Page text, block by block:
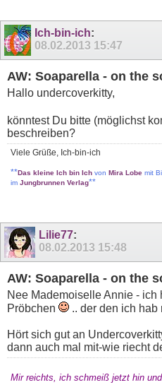
Ich-bin-ich:
08.02.2013 15:47
AW: Soaparella - on the
Hallo undercoverkitty,
könntest Du bitte (möglichst
beschreiben?
Viele Grüße, Ich-bin-ich
**Das kleine Ich bin Ich von Mira Lobe mit
im Jungbrunnen Verlag**
Lilie77:
08.02.2013 15:48
AW: Soaparella - on the
Nee Mademoiselle Annie - ich
Pröbchen
.. der den ich hab
Hört sich gut an
dann auch mal mit-wie riecht
Mir reichts, ich schmeiß jetzt hin